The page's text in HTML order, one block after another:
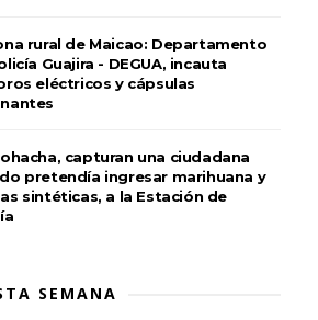
rural de Maicao: Departamento
Guajira - DEGUA, incauta
eléctricos y cápsulas
capturan una ciudadana
pretendía ingresar marihuana y
sintéticas, a la Estación de
SEMANA